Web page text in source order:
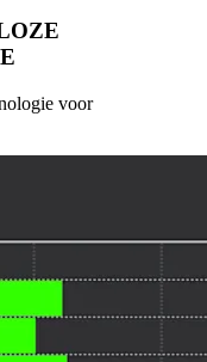
voor